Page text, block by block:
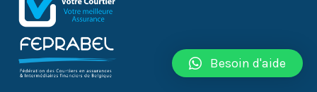
Besoin d'aide